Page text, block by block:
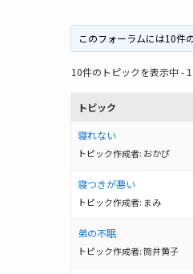
このフォーラムには10件
10件のトピックを表示中 -
トピック
寝れない
トピック作成者: おかぴ
寝つきが悪い
トピック作成者: まみ
弟の不眠
トピック作成者:筒井黄子